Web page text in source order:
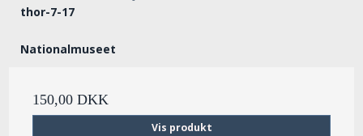
thor-7-17
Nationalmuseet
150,00 DKK
Vis produkt